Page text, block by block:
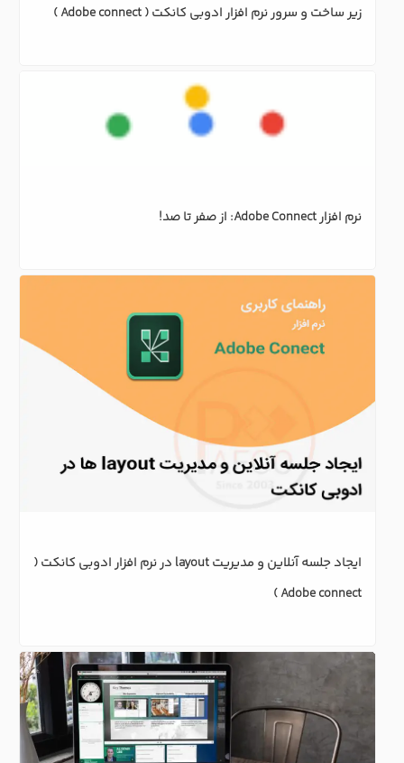
زیر ساخت و سرور نرم افزار ادوبی کانکت ( Adobe connect )
Adobe connect )